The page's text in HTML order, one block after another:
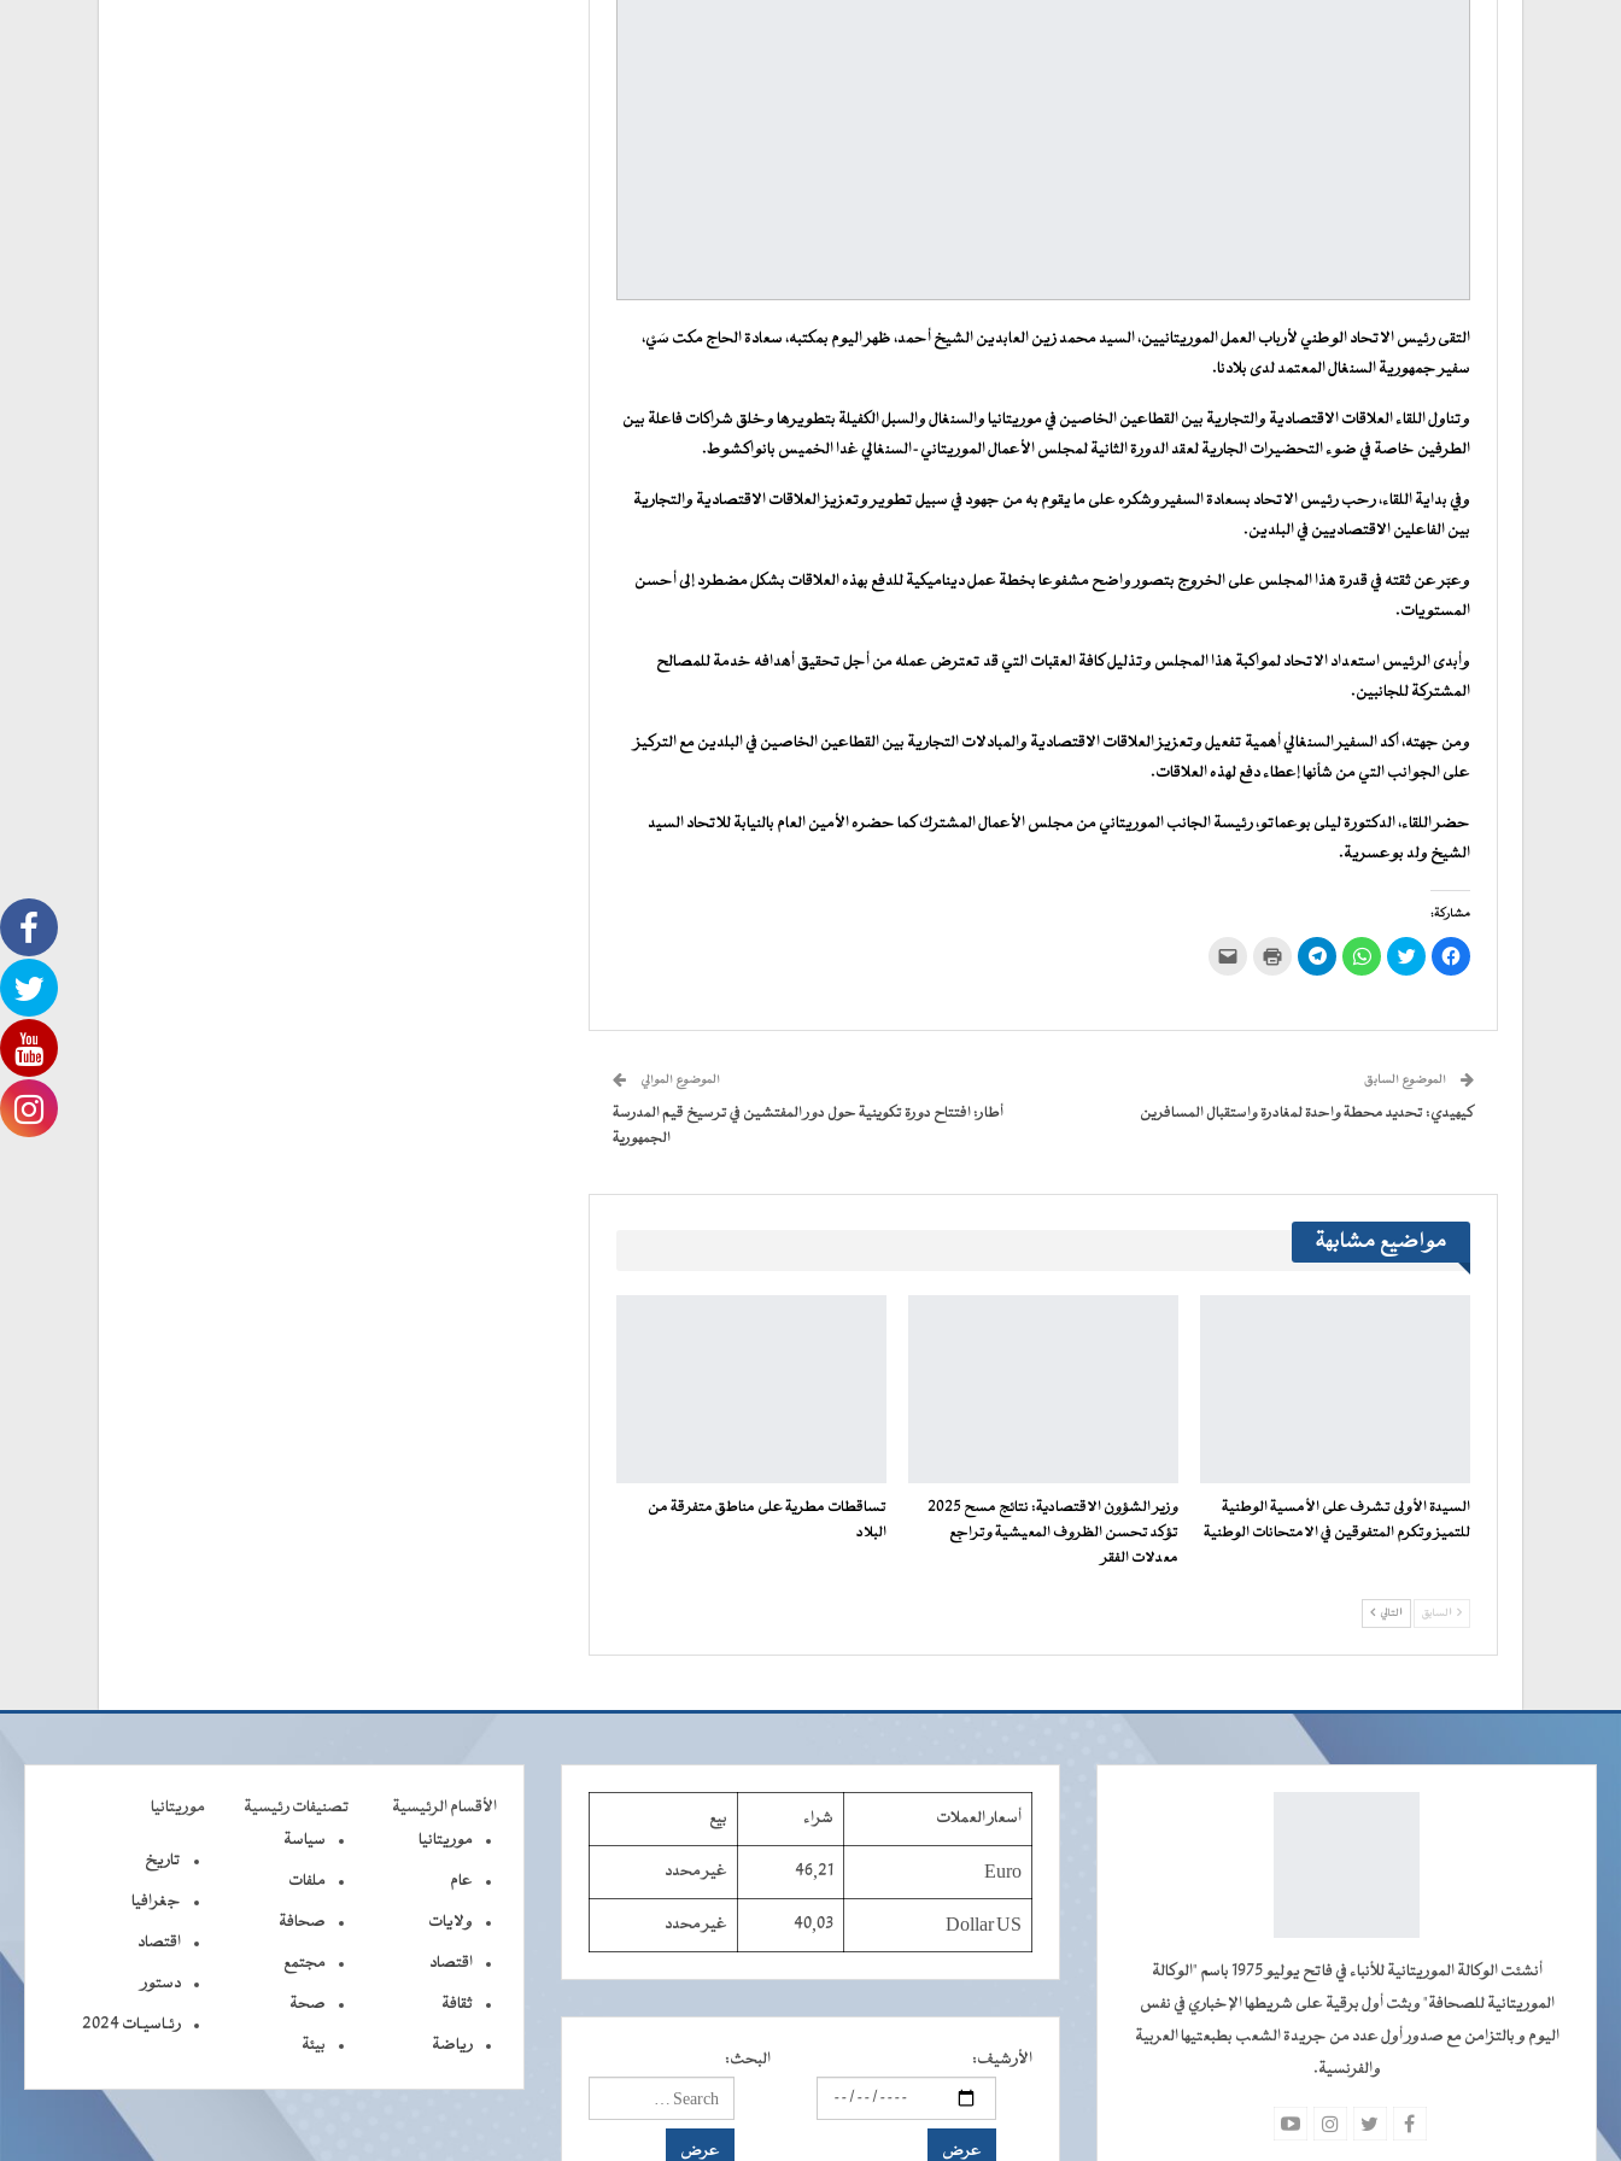
التقى رئيس الاتحاد الوطني لأرباب العمل الموريتانيين، السيد محمد زين العابدين الشيخ أحمد، ظهر اليوم بمكتبه، سعادة الحاج مكت سَيْ،
سفير جمهورية السنغال المعتمد لدى بلادنا.
وتناول اللقاء العلاقات الاقتصادية والتجارية بين القطاعين الخاصين في موريتانيا والسنغال والسبل الكفيلة بتطويرها وخلق شراكات فاعلة بين
الطرفين خاصة في ضوء التحضيرات الجارية لعقد الدورة الثانية لمجلس الأعمال الموريتاني-السنغالي غدا الخميس بانواكشوط.
وفي بداية اللقاء، رحب رئيس الاتحاد بسعادة السفير وشكره على ما يقوم به من جهود في سبيل تطوير وتعزيز العلاقات الاقتصادية والتجارية
بين الفاعلين الاقتصاديين في البلدين.
وعبّر عن ثقته في قدرة هذا المجلس على الخروج بتصور واضح مشفوعا بخطة عمل ديناميكية للدفع بهذه العلاقات بشكل مضطرد إلى أحسن
المستويات.
وأبدى الرئيس استعداد الاتحاد لمواكبة هذا المجلس وتذليل كافة العقبات التي قد تعترض عمله من أجل تحقيق أهدافه خدمة للمصالح
المشتركة للجانبين.
ومن جهته، أكد السفير السنغالي أهمية تفعيل وتعزيز العلاقات الاقتصادية والمبادلات التجارية بين القطاعين الخاصين في البلدين مع التركيز
على الجوانب التي من شأنها إعطاء دفع لهذه العلاقات.
حضر اللقاء، الدكتورة ليلى بوعماتو، رئيسة الجانب الموريتاني من مجلس الأعمال المشترك كما حضره الأمين العام بالنيابة للاتحاد السيد
الشيخ ولد بوعسرية.
مشاركة:
انقر
للمشاركة
على
اضغط
للمشاركة
على
انقر
للمشاركة
على
انقر
للمشاركة
اضغط
للطباعة
جديدة)
الموضوع السابق
كيهيدي: تحديد محطة واحدة لمغادرة واستقبال المسافرين
الموضوع الموالي
أطار: افتتاح دورة تكوينية حول دور المفتشين في ترسيخ قيم المدرسة
الجمهورية
مواضيع مشابهة
السيدة الأولى تشرف على الأمسية الوطنية
للتميز وتكرم المتفوقين في الامتحانات الوطنية
وزير الشؤون الاقتصادية: نتائج مسح 2025
تؤكد تحسن الظروف المعيشية وتراجع
معدلات الفقر
تساقطات مطرية على مناطق متفرقة من
البلاد
السابق التالي
أنشئت الوكالة الموريتانية للأنباء في فاتح يوليو 1975 باسم "الوكالة
الموريتانية للصحافة" وبثت أول برقية على شريطها الإخباري في نفس
اليوم و بالتزامن مع صدور أول عدد من جريدة الشعب بطبعتيها العربية
والفرنسية.
أسعار العملات شراء بيع
Euro
46,21 غير محدد
Dollar US
40,03 غير محدد
الأرشيف: البحث:
الأقسام الرئيسية تصنيفات رئيسية
موريتانيا
موريتانيا
عام
ولايات
اقتصاد
ثقافة
رياضة
سياسة
ملفات
صحافة
مجتمع
صحة
بيئة
تاريخ
جغرافيا
اقتصاد
دستور
رئـاسيـات 2024